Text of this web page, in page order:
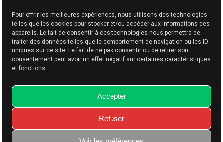
Pour offrir les meilleures expériences, nous utilisons des technologies
telles que les cookies pour stocker et/ou accéder aux informations des
appareils. Le fait de consentir à ces technologies nous permettra de
traiter des données telles que le comportement de navigation ou les ID
uniques sur ce site. Le fait de ne pas consentir ou de retirer son
consentement peut avoir un effet négatif sur certaines caractéristiques
et fonctions.
Accepter
Refuser
GPX Editor
GPX Optimizer
Google Maps to GPX
Memo
Website made with
by BPhDesigns.